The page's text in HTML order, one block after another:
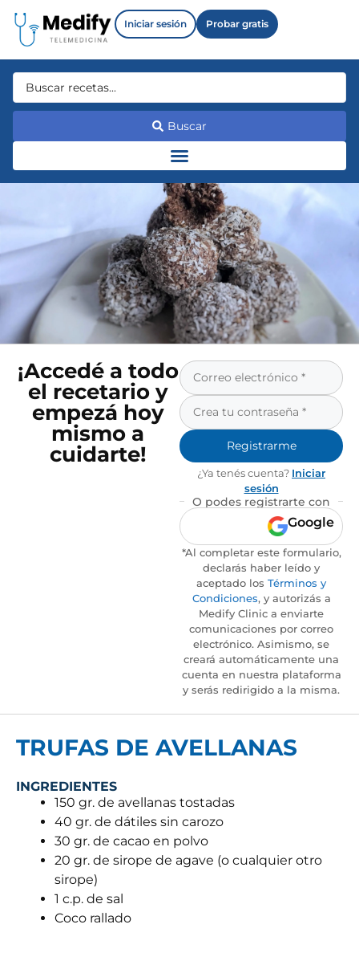
Iniciar sesión Probar gratis
Buscar
¡Accedé a todo
el recetario y
empezá hoy
mismo a
cuidarte!
Registrarme
¿Ya tenés cuenta? Iniciar
sesión
O podes registrarte con
Google
*Al completar este formulario,
declarás haber leído y
aceptado los Términos y
Condiciones, y autorizás a
Medify Clinic a enviarte
comunicaciones por correo
electrónico. Asimismo, se
creará automáticamente una
cuenta en nuestra plataforma
y serás redirigido a la misma.
TRUFAS DE AVELLANAS
INGREDIENTES
150 gr. de avellanas tostadas
40 gr. de dátiles sin carozo
30 gr. de cacao en polvo
20 gr. de sirope de agave (o cualquier otro
sirope)
1 c.p. de sal
Coco rallado